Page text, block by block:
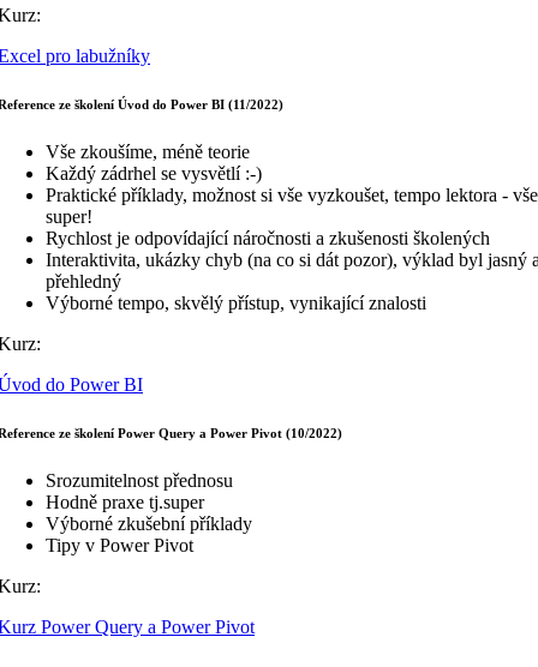
pro labužníky
ze školení Úvod do Power BI (11/2022)
Vše zkoušíme, méně teorie
Každý zádrhel se vysvětlí :-)
Praktické příklady, možnost si vše vyzkoušet, tempo lektora - vše
super!
Rychlost je odpovídající náročnosti a zkušenosti školených
Interaktivita, ukázky chyb (na co si dát pozor), výklad byl jasný
přehledný
Výborné tempo, skvělý přístup, vynikající znalosti
do Power BI
ze školení Power Query a Power Pivot (10/2022)
Srozumitelnost přednosu
Hodně praxe tj.super
Výborné zkušební příklady
Tipy v Power Pivot
Power Query a Power Pivot